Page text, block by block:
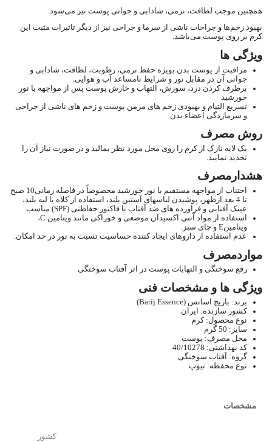
همچنین موجب لطافت، نرمی، شادابی و جوانی پوست نیز می‌شود.
بهبود زخم‌ها و جراحات ناشی از سرما و جراحی نیز از دیگر تاثیرات مثبت این
کرم بر روی پوست می‌باشد.
ویژگی ها
مراقبت از پوست بدن بویژه حفظ نرمی، رطوبت، لطافت، شادابی و
جوانی آن در مقابل نور و شرایط نامساعد آب و هوایی.
برطرف کردن درد، سوزش، التهاب و خارش پوست پس از مواجهه با نور
خورشید
تسریع التیام و بهبودی زخم های مزمن پوست و زخم های ناشی از جراحی
و سرمازدگی اعضاء بدن
روش مصرف
یک لایه نازک از کرم را روی محل مورد نظر بمالید و در صورت نیاز آن را
تجدید نمایید.
هشدارمصرف
اجتناب از مواجهه مستقیم با نور خورشید مخصوصاً در فاصله زمانی10 صبح
تا 4 بعد ازظهر، پوشیدن لباسهای آستین بلند، استفاده از کلاه با لبه بلند،
عینک آفتابی و فراورده های ضد آفتاب با فاکتور حفاظتی (SPF) مناسب.
استفاده از مواد آنتی اکسیدان موضعی و خوراکی مانند ویتامین C،
ویتامینE و چای سبز.
عدم استفاده از داروهای ایجاد کننده حساسیت نسبت به نور در حد امکان.
مواردمصرف
رفع سوختگی و التهابات پوست در اثر آفتاب سوختگی
ویژگی ها و مشخصات فنی
برند: باریج اسانس (Barij Essence)
کشور سازنده: ایران
نوع محصول: کرم
سایز: 50 گرم
محل مصرف: پوست
کد بهداشتی: 40/10278
گروه: آفتاب سوختگی
نوع محفظه: تیوپ
مشخصات
کشور